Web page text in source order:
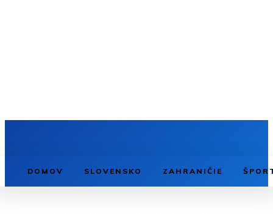
DOMOV SLOVENSKO ZAHRANIČIE